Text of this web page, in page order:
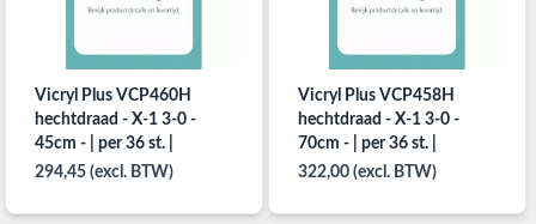
Vicryl Plus VCP460H
hechtdraad - X-1 3-0 -
45cm - | per 36 st. |
294,45 (excl. BTW)
Vicryl Plus VCP458H
hechtdraad - X-1 3-0 -
70cm - | per 36 st. |
322,00 (excl. BTW)